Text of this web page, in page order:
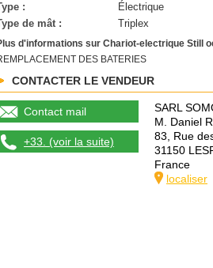
:
Électrique
de mât :
Triplex
d'informations sur Chariot-electrique Still
DES BATERIES
CONTACTER LE VENDEUR
Contact mail
+33. (voir la suite)
SARL
M. Daniel
83, Rue
31150
France
localiser